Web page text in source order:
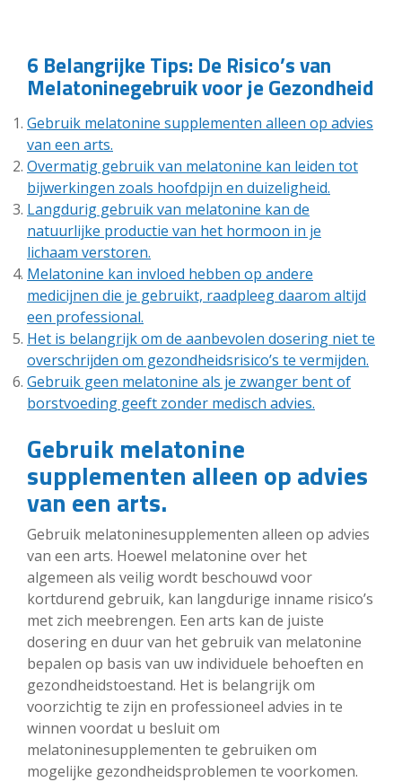
6 Belangrijke Tips: De Risico’s van
Melatoninegebruik voor je Gezondheid
Gebruik melatonine supplementen alleen op advies
van een arts.
Overmatig gebruik van melatonine kan leiden tot
bijwerkingen zoals hoofdpijn en duizeligheid.
Langdurig gebruik van melatonine kan de
natuurlijke productie van het hormoon in je
lichaam verstoren.
Melatonine kan invloed hebben op andere
medicijnen die je gebruikt, raadpleeg daarom altijd
een professional.
Het is belangrijk om de aanbevolen dosering niet te
overschrijden om gezondheidsrisico’s te vermijden.
Gebruik geen melatonine als je zwanger bent of
borstvoeding geeft zonder medisch advies.
Gebruik melatonine
supplementen alleen op advies
van een arts.
Gebruik melatoninesupplementen alleen op advies
van een arts. Hoewel melatonine over het
algemeen als veilig wordt beschouwd voor
kortdurend gebruik, kan langdurige inname risico’s
met zich meebrengen. Een arts kan de juiste
dosering en duur van het gebruik van melatonine
bepalen op basis van uw individuele behoeften en
gezondheidstoestand. Het is belangrijk om
voorzichtig te zijn en professioneel advies in te
winnen voordat u besluit om
melatoninesupplementen te gebruiken om
mogelijke gezondheidsproblemen te voorkomen.